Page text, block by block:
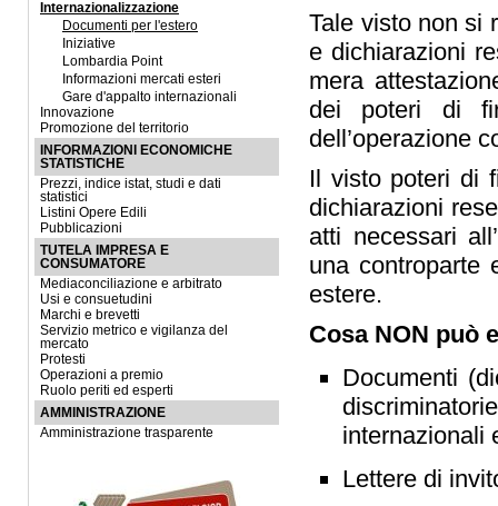
Internazionalizzazione
Documenti per l'estero
Iniziative
Lombardia Point
Informazioni mercati esteri
Gare d'appalto internazionali
Innovazione
Promozione del territorio
INFORMAZIONI ECONOMICHE
STATISTICHE
Prezzi, indice istat, studi e dati
statistici
Listini Opere Edili
Pubblicazioni
TUTELA IMPRESA E
CONSUMATORE
Mediaconciliazione e arbitrato
Usi e consuetudini
Marchi e brevetti
Servizio metrico e vigilanza del
mercato
Protesti
Operazioni a premio
Ruolo periti ed esperti
AMMINISTRAZIONE
Amministrazione trasparente
Tale visto non si
e dichiarazioni
mera
dei poteri di
dell’operazione
Il visto poteri di
dichiarazioni
atti necessari
una controparte
estere.
Cosa NON può
Documenti
internazionali
Lettere di